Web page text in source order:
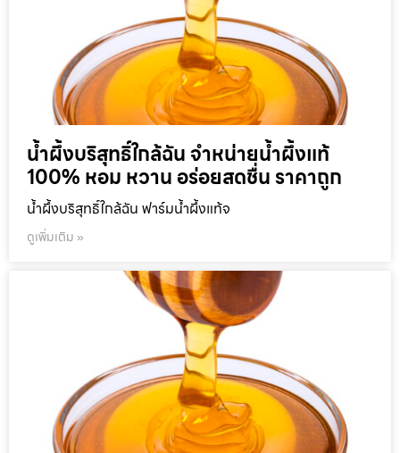
น้ำผึ้งบริสุทธิ์ใกล้ฉัน จำหน่ายน้ำผึ้งแท้
100% หอม หวาน อร่อยสดชื่น ราคาถูก
น้ำผึ้งบริสุทธิ์ใกล้ฉัน ฟาร์มน้ำผึ้งแท้จ
ดูเพิ่มเติม »